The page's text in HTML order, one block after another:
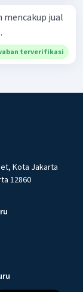
mencakup jual
terverifikasi
Kota Jakarta
12860